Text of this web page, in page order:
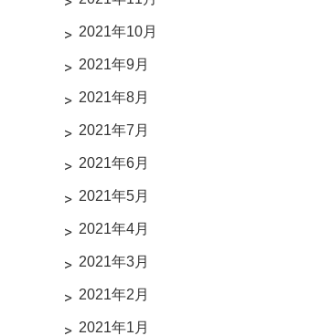
2021年10月
2021年9月
2021年8月
2021年7月
2021年6月
2021年5月
2021年4月
2021年3月
2021年2月
2021年1月